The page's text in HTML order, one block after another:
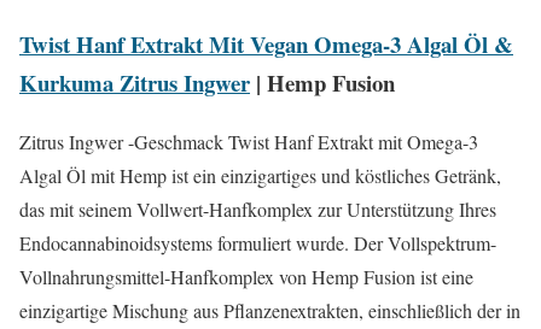
Twist Hanf Extrakt Mit Vegan Omega-3 Algal Öl &
Kurkuma Zitrus Ingwer | Hemp Fusion
Zitrus Ingwer -Geschmack Twist Hanf Extrakt mit Omega-3
Algal Öl mit Hemp ist ein einzigartiges und köstliches Getränk,
das mit seinem Vollwert-Hanfkomplex zur Unterstützung Ihres
Endocannabinoidsystems formuliert wurde. Der Vollspektrum-
Vollnahrungsmittel-Hanfkomplex von Hemp Fusion ist eine
einzigartige Mischung aus Pflanzenextrakten, einschließlich der in